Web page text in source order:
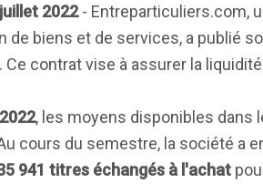
2022- Entreparticuliers.com,
de biens et de services, a publié
Ce contrat vise à assurer la
, les moyens disponibles dans
cours du semestre, la société a
941 titres échangés à l'achat